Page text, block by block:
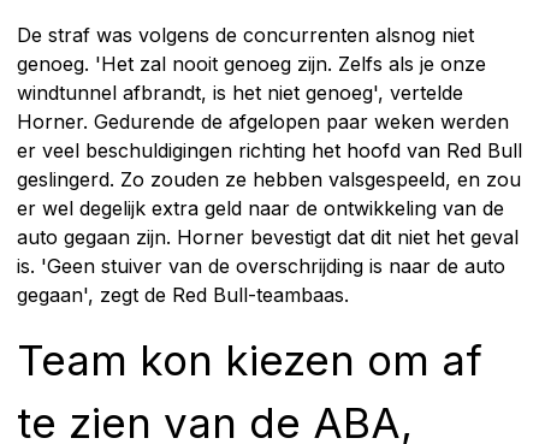
De straf was volgens de concurrenten alsnog niet
genoeg. 'Het zal nooit genoeg zijn. Zelfs als je onze
windtunnel afbrandt, is het niet genoeg', vertelde
Horner. Gedurende de afgelopen paar weken werden
er veel beschuldigingen richting het hoofd van Red Bull
geslingerd. Zo zouden ze hebben valsgespeeld, en zou
er wel degelijk extra geld naar de ontwikkeling van de
auto gegaan zijn. Horner bevestigt dat dit niet het geval
is. 'Geen stuiver van de overschrijding is naar de auto
gegaan', zegt de Red Bull-teambaas.
Team kon kiezen om af
te zien van de ABA,